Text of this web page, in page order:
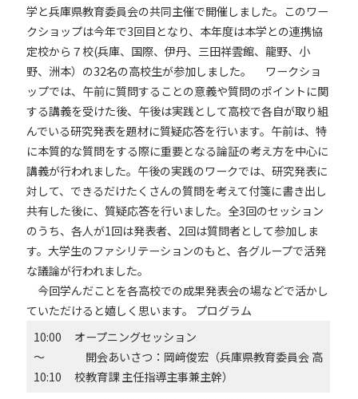
学と兵庫県教育委員会の共同主催で開催しました。このワー
クショップは今年で3回目となり、本年度は本学との連携協
定校から７校(兵庫、国際、伊丹、三田祥雲館、龍野、小
野、洲本）の32名の高校生が参加しました。
ワークショ
ップでは、午前に質問することの意義や質問のポイントに関
する講義を受けた後、午後は実践として高校で各自が取り組
んでいる研究発表を題材に質疑応答を行います。午前は、特
に本質的な質問をする際に重要となる論証の考え方を中心に
講義が行われました。午後の実践のワークでは、研究発表に
対して、できるだけたくさんの質問を考えて付箋に書き出し
共有した後に、質疑応答を行いました。全3回のセッション
のうち、各人が1回は発表者、2回は質問者として参加しま
す。大学生のファシリテーションのもと、各グループで活発
な議論が行われました。
今回学んだことを各高校での成果発表会の場などで活かし
ていただけると嬉しく思います。
プログラム
10:00
～
10:10
オープニングセッション
開会あいさつ：岡﨑俊宏（兵庫県教育委員会 高
校教育課 主任指導主事兼主幹）